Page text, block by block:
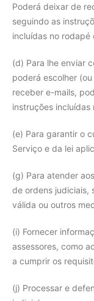
Poderá deixar de
seguindo as
incluídas no rodapé
(d) Para lhe enviar
poderá escolher
receber e-mails,
instruções
(e) Para garantir o
Serviço e da lei
(g) Para atender
de ordens judiciais,
válida ou outros
(i) Fornecer
assessores, como
a cumprir os
(j) Processar e